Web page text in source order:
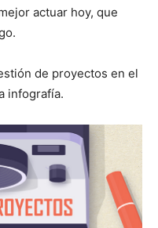
actuar hoy, que
de proyectos en el
infografía.